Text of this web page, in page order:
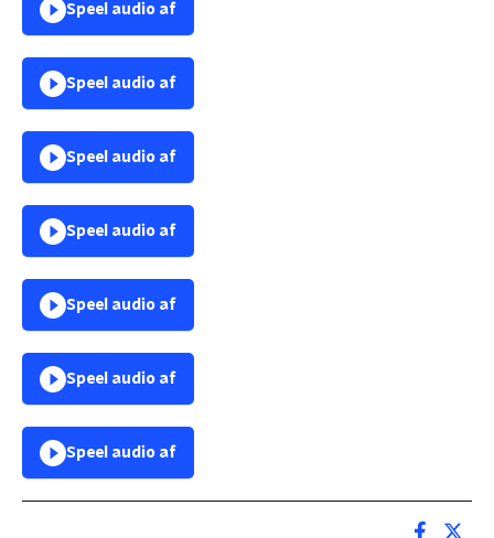
Speel audio af
Speel audio af
Speel audio af
Speel audio af
Speel audio af
Speel audio af
Speel audio af